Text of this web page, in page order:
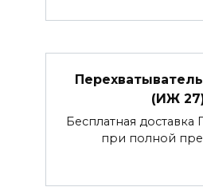
(ИЖ
Бесплатная доставка
при полной